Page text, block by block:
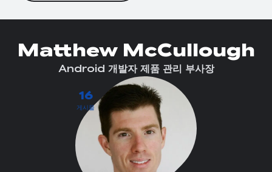
16
게시물
Matthew McCullough
Android 개발자 제품 관리 부사장